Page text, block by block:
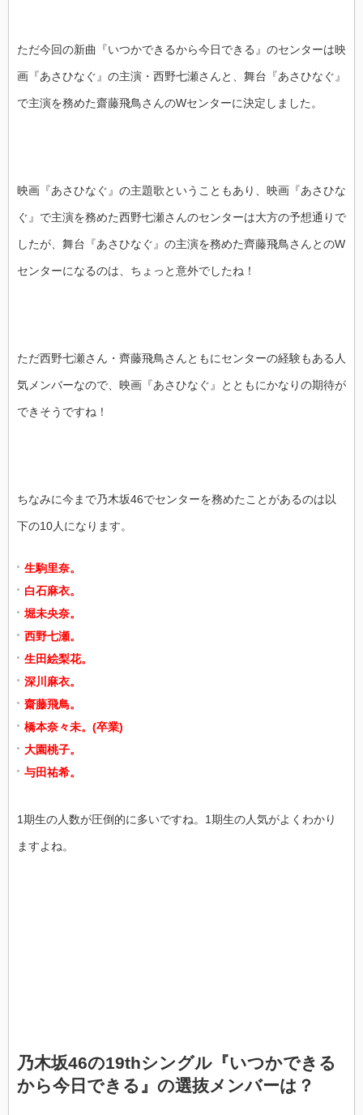
ただ今回の新曲『いつかできるから今日できる』のセンターは映
画『あさひなぐ』の主演・西野七瀬さんと、舞台『あさひなぐ』
で主演を務めた齋藤飛鳥さんのWセンターに決定しました。
映画『あさひなぐ』の主題歌ということもあり、映画『あさひな
ぐ』で主演を務めた西野七瀬さんのセンターは大方の予想通りで
したが、舞台『あさひなぐ』の主演を務めた齊藤飛鳥さんとのW
センターになるのは、ちょっと意外でしたね！
ただ西野七瀬さん・齊藤飛鳥さんともにセンターの経験もある人
気メンバーなので、映画『あさひなぐ』とともにかなりの期待が
できそうですね！
ちなみに今まで乃木坂46でセンターを務めたことがあるのは以
下の10人になります。
生駒里奈。
白石麻衣。
堀未央奈。
西野七瀬。
生田絵梨花。
深川麻衣。
齋藤飛鳥。
橋本奈々未。(卒業)
大園桃子。
与田祐希。
1期生の人数が圧倒的に多いですね。1期生の人気がよくわかり
ますよね。
乃木坂46の19thシングル『いつかできる
から今日できる』の選抜メンバーは？